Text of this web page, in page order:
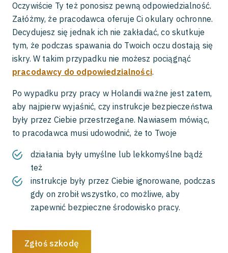
Oczywiście Ty też ponosisz pewną odpowiedzialność.
Załóżmy, że pracodawca oferuje Ci okulary ochronne.
Decydujesz się jednak ich nie zakładać, co skutkuje
tym, że podczas spawania do Twoich oczu dostają się
iskry. W takim przypadku nie możesz pociągnąć
pracodawcy do odpowiedzialności.
Po wypadku przy pracy w Holandii ważne jest zatem,
aby najpierw wyjaśnić, czy instrukcje bezpieczeństwa
były przez Ciebie przestrzegane. Nawiasem mówiąc,
to pracodawca musi udowodnić, że to Twoje
działania były umyślne lub lekkomyślne bądź
też
instrukcje były przez Ciebie ignorowane, podczas
gdy on zrobił wszystko, co możliwe, aby
zapewnić bezpieczne środowisko pracy.
Zgłoś szkodę